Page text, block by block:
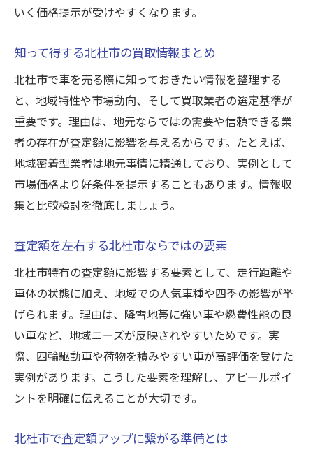
いく価格提示が受けやすくなります。
知って得する北杜市の買取情報まとめ
北杜市で車を売る際に知っておきたい情報を整理する
と、地域特性や市場動向、そして買取業者の選定基準が
重要です。理由は、地元ならではの需要や信頼できる業
者の存在が査定額に影響を与えるからです。たとえば、
地域密着型業者は地元事情に精通しており、実例として
市場価格より好条件を提示することもあります。情報収
集と比較検討を徹底しましょう。
査定額を左右する北杜市ならではの要素
北杜市特有の査定額に影響する要素として、走行距離や
車体の状態に加え、地域での人気車種や四季の影響が挙
げられます。理由は、降雪地帯に強い車や燃費性能の良
い車など、地域ニーズが反映されやすいためです。実
際、四輪駆動車や荷物を積みやすい車が高評価を受けた
実例があります。こうした要素を理解し、アピールポイ
ントを明確に伝えることが大切です。
北杜市で査定額アップに繋がる準備とは